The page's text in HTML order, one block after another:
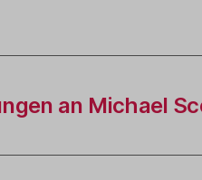
an Michael